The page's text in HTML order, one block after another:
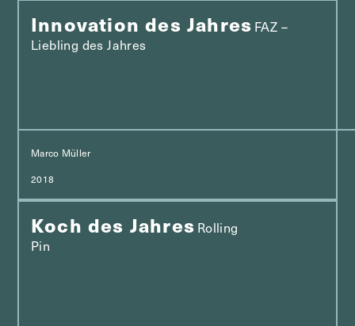
Innovation des Jahres FAZ –
Liebling des Jahres
Marco Müller
2018
Koch des Jahres Rolling
Pin